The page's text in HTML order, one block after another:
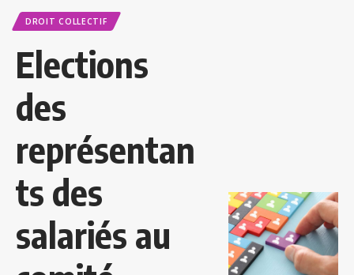
DROIT COLLECTIF
Elections
des
représentan
ts des
salariés au